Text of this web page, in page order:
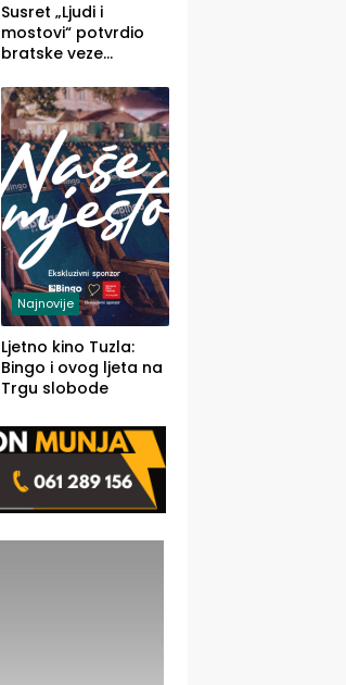
Susret „Ljudi i
mostovi“ potvrdio
bratske veze
Zvornika
Najnovije
Ljetno kino Tuzla:
Bingo i ovog ljeta na
Trgu slobode